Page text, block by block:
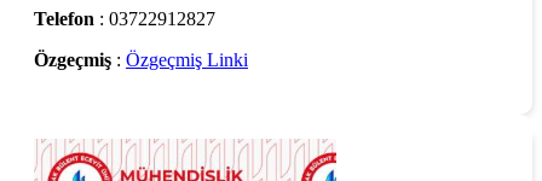
Telefon : 03722912827
Özgeçmiş : Özgeçmiş Linki